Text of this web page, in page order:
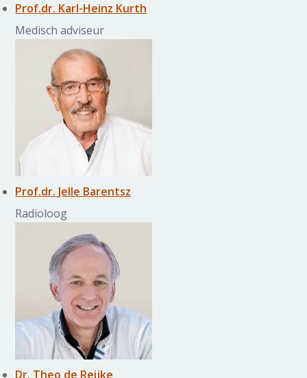
Prof.dr. Karl-Heinz Kurth
Medisch adviseur
Prof.dr. Jelle Barentsz
Radioloog
Dr. Theo de Reijke